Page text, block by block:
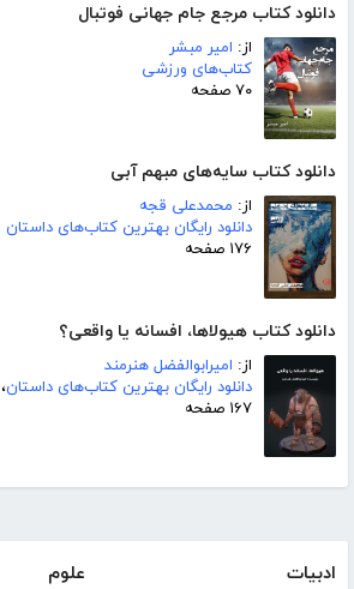
دانلود کتاب مرجع جام جهانی فوتبال
از: امیر مبشر
کتاب‌های ورزشی
۷۰ صفحه
دانلود کتاب سایه‌های مبهم آبی
از: محمدعلی قجه
دانلود رایگان بهترین کتاب‌های داستان
۱۷۶ صفحه
دانلود کتاب هیولاها، افسانه یا واقعی؟
از: امیرابوالفضل هنرمند
دانلود رایگان بهترین کتاب‌های داستان،
۱۶۷ صفحه
ادبیات علوم